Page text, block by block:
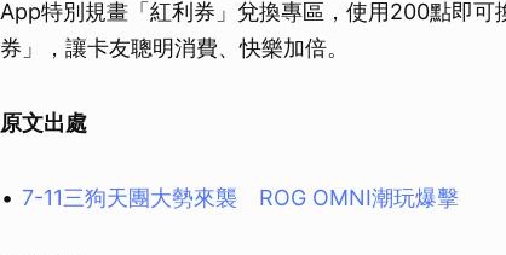
App特別規畫「紅利券」兌換專區，使用200點即可
券」，讓卡友聰明消費、快樂加倍。
原文出處
7-11三狗天團大勢來襲 ROG OMNI潮玩爆擊